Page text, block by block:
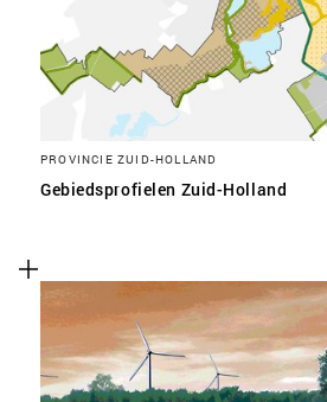
PROVINCIE ZUID-HOLLAND
Gebiedsprofielen Zuid-Holland